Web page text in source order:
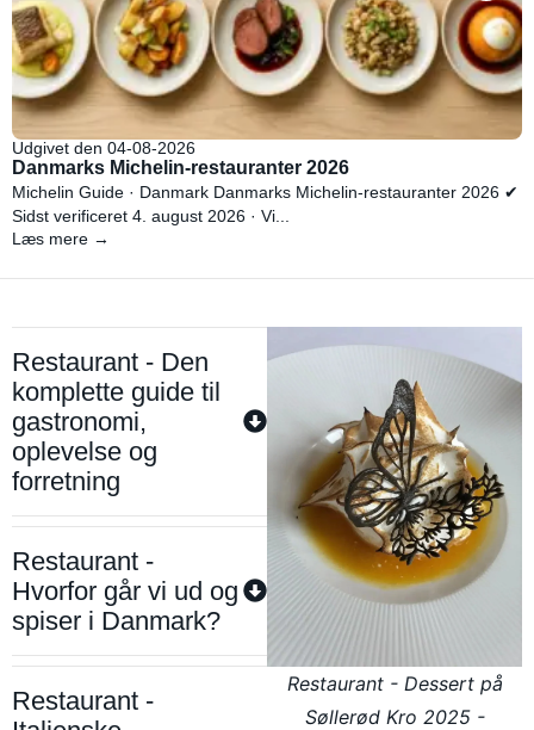
Udgivet den 04-08-2026
Danmarks Michelin-restauranter 2026
Michelin Guide · Danmark Danmarks Michelin-restauranter 2026 ✔
Sidst verificeret 4. august 2026 · Vi...
Læs mere →
Restaurant - Den
komplette guide til
gastronomi,
oplevelse og
forretning
Restaurant -
Hvorfor går vi ud og
spiser i Danmark?
Restaurant -
Restaurant - Dessert på
Søllerød Kro 2025 -